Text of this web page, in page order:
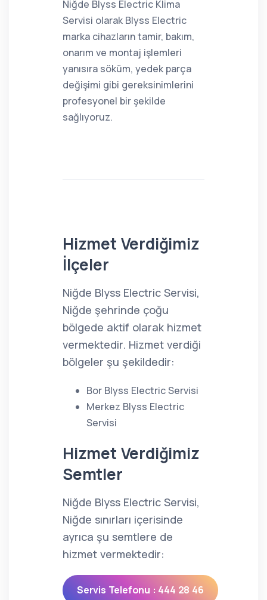
Niğde Blyss Electric Klima
Servisi olarak Blyss Electric
marka cihazların tamir, bakım,
onarım ve montaj işlemleri
yanısıra söküm, yedek parça
değişimi gibi gereksinimlerini
profesyonel bir şekilde
sağlıyoruz.
Hizmet Verdiğimiz
İlçeler
Niğde Blyss Electric Servisi,
Niğde şehrinde çoğu
bölgede aktif olarak hizmet
vermektedir. Hizmet verdiği
bölgeler şu şekildedir:
Bor Blyss Electric Servisi
Merkez Blyss Electric
Servisi
Hizmet Verdiğimiz
Semtler
Niğde Blyss Electric Servisi,
Niğde sınırları içerisinde
ayrıca şu semtlere de
hizmet vermektedir:
Servis Telefonu : 444 28 46